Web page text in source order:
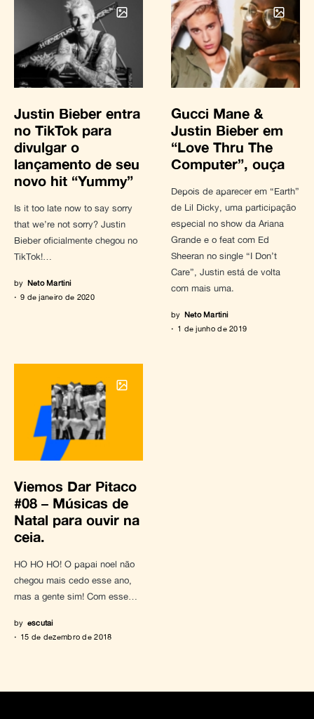
Justin Bieber entra
no TikTok para
divulgar o
lançamento de seu
novo hit “Yummy”
Is it too late now to say sorry
that we’re not sorry? Justin
Bieber oficialmente chegou no
TikTok!…
by Neto Martini
9 de janeiro de 2020
Gucci Mane &
Justin Bieber em
“Love Thru The
Computer”, ouça
Depois de aparecer em “Earth”
de Lil Dicky, uma participação
especial no show da Ariana
Grande e o feat com Ed
Sheeran no single “I Don’t
Care”, Justin está de volta
com mais uma.
by Neto Martini
1 de junho de 2019
Viemos Dar Pitaco
#08 – Músicas de
Natal para ouvir na
ceia.
HO HO HO! O papai noel não
chegou mais cedo esse ano,
mas a gente sim! Com esse…
by escutai
15 de dezembro de 2018